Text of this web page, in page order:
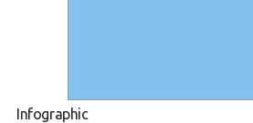
Infographic